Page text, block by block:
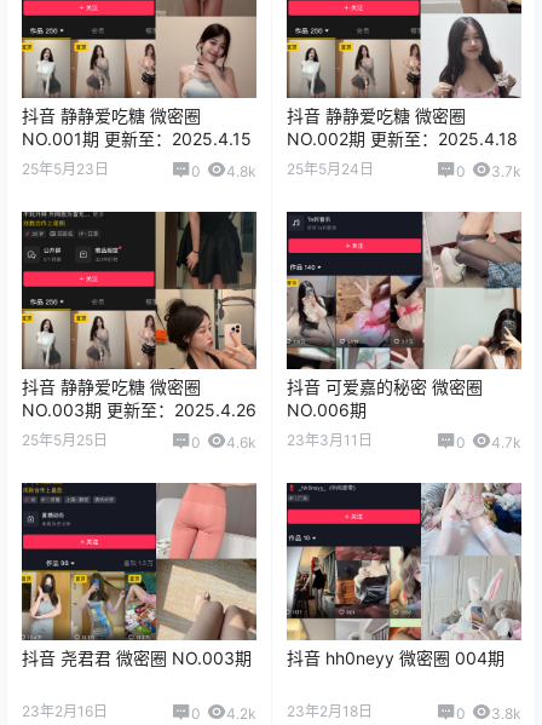
抖音 静静爱吃糖 微密圈
NO.001期 更新至：2025.4.15
25年5月23日 0 4.8k
抖音 静静爱吃糖 微密圈
NO.002期 更新至：2025.4.18
25年5月24日 0 3.7k
抖音 静静爱吃糖 微密圈
NO.003期 更新至：2025.4.26
25年5月25日 0 4.6k
抖音 可爱嘉的秘密 微密圈
NO.006期
23年3月11日 0 4.7k
抖音 尧君君 微密圈 NO.003期
23年2月16日 0 4.2k
抖音 hh0neyy 微密圈 004期
23年2月18日 0 3.8k